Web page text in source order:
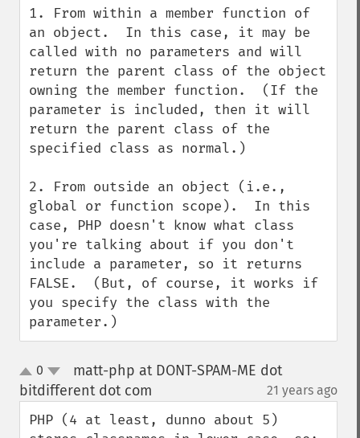
1. From within a member function of
an object.  In this case, it may be
called with no parameters and will
return the parent class of the object
owning the member function.  (If the
parameter is included, then it will
return the parent class of the
specified class as normal.)
2. From outside an object (i.e.,
global or function scope).  In this
case, PHP doesn't know what class
you're talking about if you don't
include a parameter, so it returns
FALSE.  (But, of course, it works if
you specify the class with the
parameter.)
up
down
0
matt-php at DONT-SPAM-ME dot
bitdifferent dot com
21 years ago
PHP (4 at least, dunno about 5)